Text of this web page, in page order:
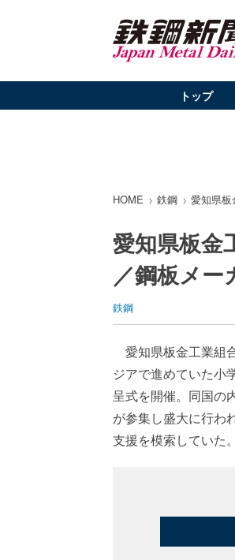
トップ
HOME 鉄鋼 愛知県板
愛知県板金
／鋼板メー
鉄鋼
愛知県板金工業組
ジアで進めていた小
呈式を開催。同国の
が参集し盛大に行わ
支援を模索していた